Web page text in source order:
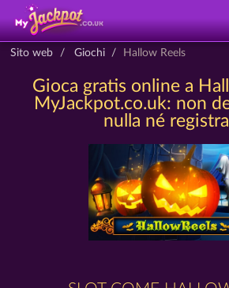
Sito web Giochi Hallow Reels
Gioca gratis online a
MyJackpot.co.uk: non
nulla né